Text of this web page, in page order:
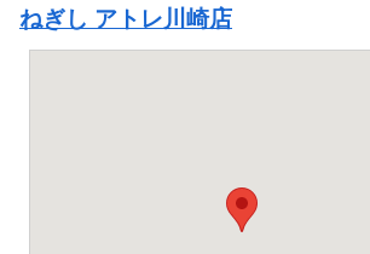
ねぎし アトレ川崎店